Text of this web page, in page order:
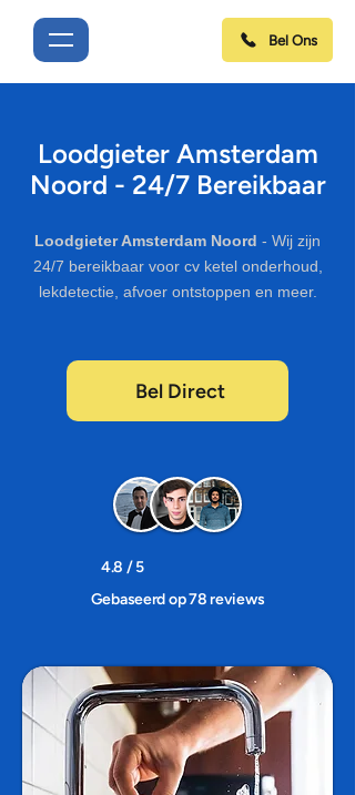
Bel Ons
Loodgieter Amsterdam
Noord - 24/7 Bereikbaar
Loodgieter Amsterdam Noord - Wij zijn
24/7 bereikbaar voor cv ketel onderhoud,
lekdetectie, afvoer ontstoppen en meer.
Bel Direct
4.8 / 5
Gebaseerd op 78 reviews